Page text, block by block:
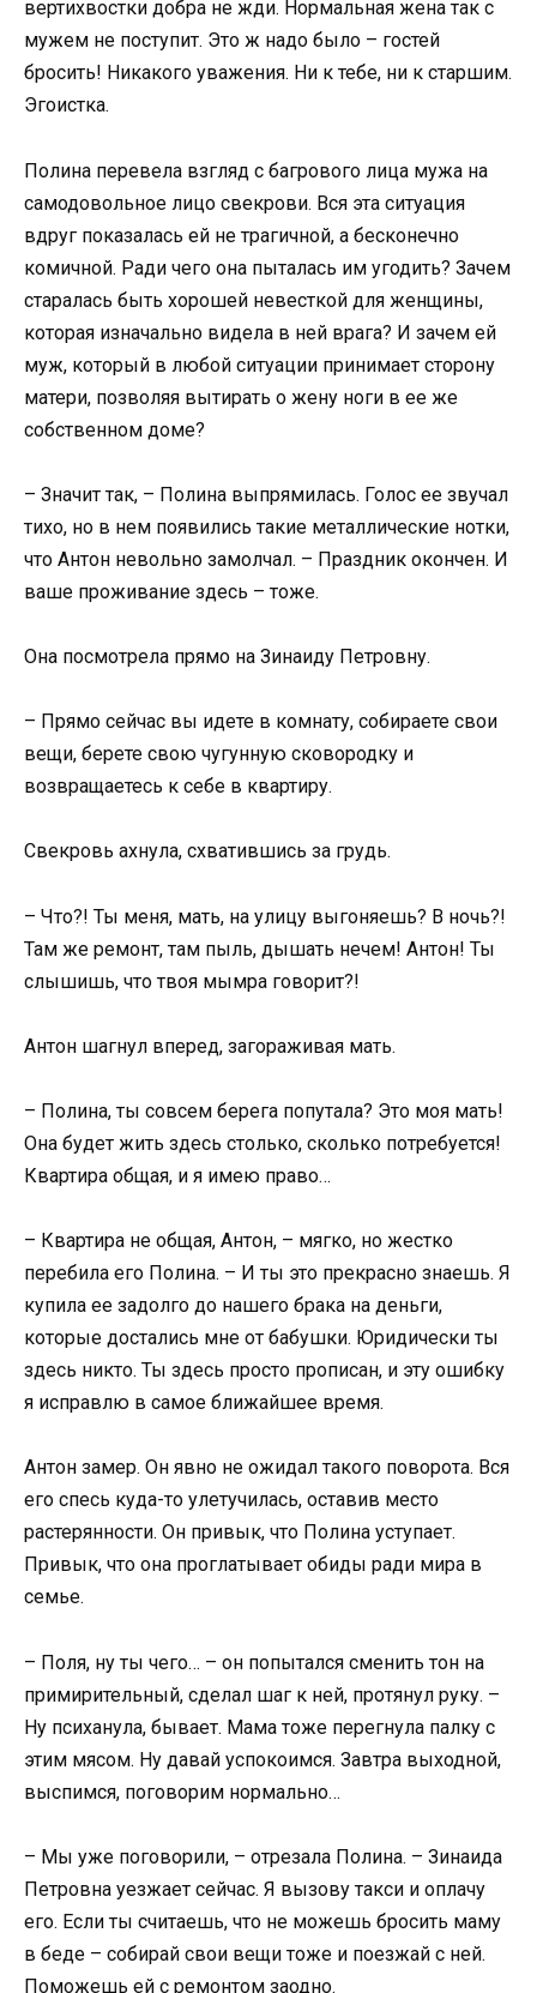
вертихвостки добра не жди. Нормальная жена так с
мужем не поступит. Это ж надо было – гостей
бросить! Никакого уважения. Ни к тебе, ни к старшим.
Эгоистка.
Полина перевела взгляд с багрового лица мужа на
самодовольное лицо свекрови. Вся эта ситуация
вдруг показалась ей не трагичной, а бесконечно
комичной. Ради чего она пыталась им угодить? Зачем
старалась быть хорошей невесткой для женщины,
которая изначально видела в ней врага? И зачем ей
муж, который в любой ситуации принимает сторону
матери, позволяя вытирать о жену ноги в ее же
собственном доме?
– Значит так, – Полина выпрямилась. Голос ее звучал
тихо, но в нем появились такие металлические нотки,
что Антон невольно замолчал. – Праздник окончен. И
ваше проживание здесь – тоже.
Она посмотрела прямо на Зинаиду Петровну.
– Прямо сейчас вы идете в комнату, собираете свои
вещи, берете свою чугунную сковородку и
возвращаетесь к себе в квартиру.
Свекровь ахнула, схватившись за грудь.
– Что?! Ты меня, мать, на улицу выгоняешь? В ночь?!
Там же ремонт, там пыль, дышать нечем! Антон! Ты
слышишь, что твоя мымра говорит?!
Антон шагнул вперед, загораживая мать.
– Полина, ты совсем берега попутала? Это моя мать!
Она будет жить здесь столько, сколько потребуется!
Квартира общая, и я имею право…
– Квартира не общая, Антон, – мягко, но жестко
перебила его Полина. – И ты это прекрасно знаешь. Я
купила ее задолго до нашего брака на деньги,
которые достались мне от бабушки. Юридически ты
здесь никто. Ты здесь просто прописан, и эту ошибку
я исправлю в самое ближайшее время.
Антон замер. Он явно не ожидал такого поворота. Вся
его спесь куда-то улетучилась, оставив место
растерянности. Он привык, что Полина уступает.
Привык, что она проглатывает обиды ради мира в
семье.
– Поля, ну ты чего… – он попытался сменить тон на
примирительный, сделал шаг к ней, протянул руку. –
Ну психанула, бывает. Мама тоже перегнула палку с
этим мясом. Ну давай успокоимся. Завтра выходной,
выспимся, поговорим нормально…
– Мы уже поговорили, – отрезала Полина. – Зинаида
Петровна уезжает сейчас. Я вызову такси и оплачу
его. Если ты считаешь, что не можешь бросить маму
в беде – собирай свои вещи тоже и поезжай с ней.
Поможешь ей с ремонтом заодно.